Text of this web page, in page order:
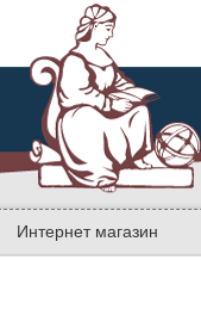
Интернет магазин